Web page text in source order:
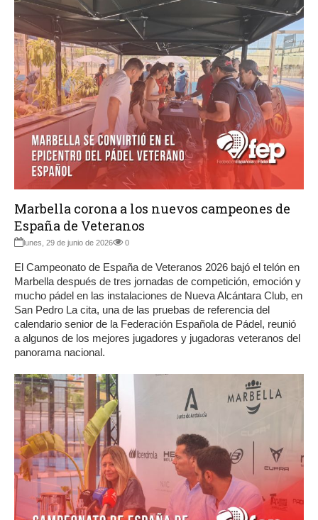
Marbella corona a los nuevos campeones de
España de Veteranos
lunes, 29 de junio de 2026 0
El Campeonato de España de Veteranos 2026 bajó el telón en
Marbella después de tres jornadas de competición, emoción y
mucho pádel en las instalaciones de Nueva Alcántara Club, en
San Pedro La cita, una de las pruebas de referencia del
calendario senior de la Federación Española de Pádel, reunió
a algunos de los mejores jugadores y jugadoras veteranos del
panorama nacional.